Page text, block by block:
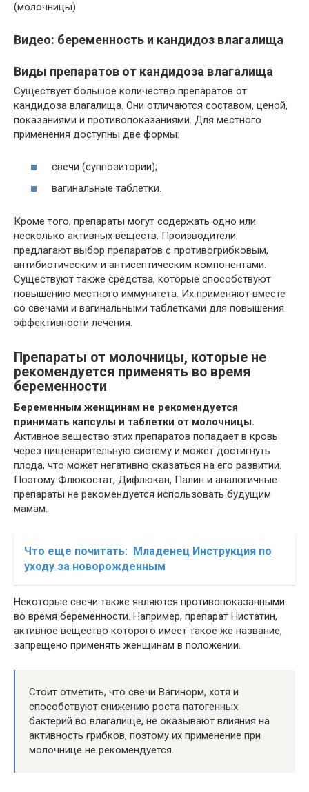
(молочницы).
Видео: беременность и кандидоз влагалища
Виды препаратов от кандидоза влагалища
Существует большое количество препаратов от
кандидоза влагалища. Они отличаются составом, ценой,
показаниями и противопоказаниями. Для местного
применения доступны две формы:
свечи (суппозитории);
вагинальные таблетки.
Кроме того, препараты могут содержать одно или
несколько активных веществ. Производители
предлагают выбор препаратов с противогрибковым,
антибиотическим и антисептическим компонентами.
Существуют также средства, которые способствуют
повышению местного иммунитета. Их применяют вместе
со свечами и вагинальными таблетками для повышения
эффективности лечения.
Препараты от молочницы, которые не
рекомендуется применять во время
беременности
Беременным женщинам не рекомендуется
принимать капсулы и таблетки от молочницы.
Активное вещество этих препаратов попадает в кровь
через пищеварительную систему и может достигнуть
плода, что может негативно сказаться на его развитии.
Поэтому Флюкостат, Дифлюкан, Палин и аналогичные
препараты не рекомендуется использовать будущим
мамам.
Что еще почитать: Младенец Инструкция по
уходу за новорожденным
Некоторые свечи также являются противопоказанными
во время беременности. Например, препарат Нистатин,
активное вещество которого имеет такое же название,
запрещено применять женщинам в положении.
Стоит отметить, что свечи Вагинорм, хотя и
способствуют снижению роста патогенных
бактерий во влагалище, не оказывают влияния на
активность грибков, поэтому их применение при
молочнице не рекомендуется.